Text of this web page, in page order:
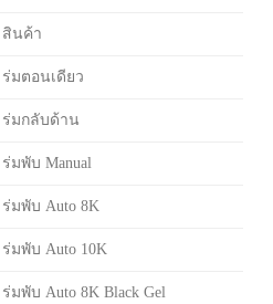
สินค้า
ร่มตอนเดียว
ร่มกลับด้าน
ร่มพับ Manual
ร่มพับ Auto 8K
ร่มพับ Auto 10K
ร่มพับ Auto 8K Black Gel